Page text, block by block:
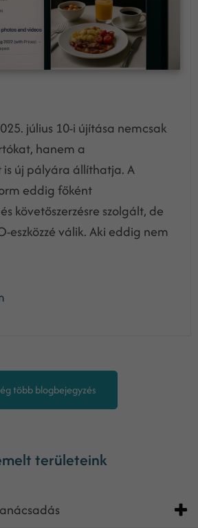
július 10-i újítása nemcsak
hanem a
is új pályára állíthatja. A
eddig főként
követőszerzésre szolgált, de
eszközzé válik. Aki eddig nem
több blogbejegyzés
területeink